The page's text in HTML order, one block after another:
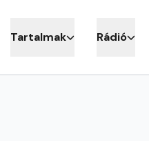
Tartalmak Rádió